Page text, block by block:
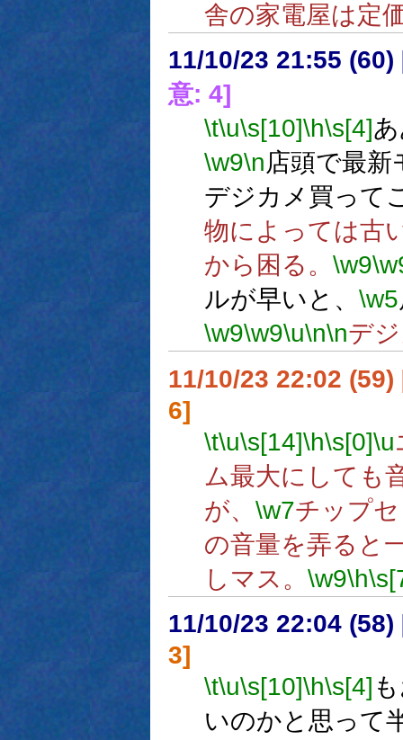
舎の家電屋は定
11/10/23 21:55 (60)
意: 4]
\t\u\s[10]\h\s[4]
\w9\n店頭で最
デジカメ買って
物によっては古
から困る。 \w9
ルが早いと、 \w5
\w9\w9\u\n\nデ
11/10/23 22:02 (59)
6]
\t\u\s[14]\h\s[0]\u
ム最大にしても
が、 \w7チップ
の音量を弄ると
しマス。 \w9\h
11/10/23 22:04 (58)
3]
\t\u\s[10]\h\s[4]
いのかと思って